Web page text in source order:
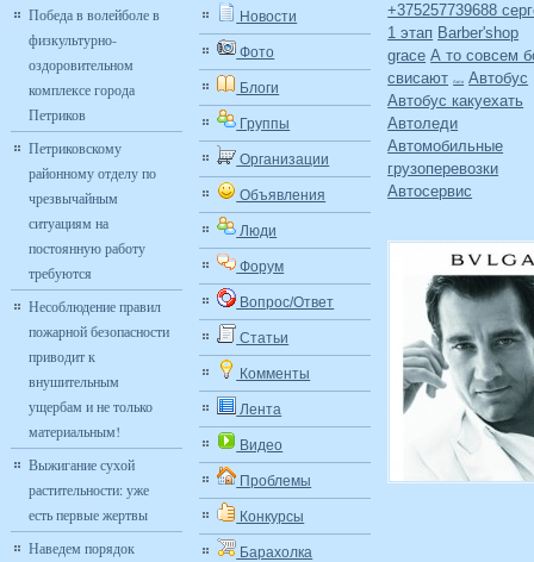
Победа в волейболе в
физкультурно-
оздоровительном
комплексе города
Петриков
Петриковскому
районному отделу по
чрезвычайным
ситуациям на
постоянную работу
требуются
Несоблюдение правил
пожарной безопасности
приводит к
внушительным
ущербам и не только
материальным!
Выжигание сухой
растительности: уже
есть первые жертвы
Наведем порядок
Новости
Фото
Блоги
Группы
Организации
Объявления
Люди
Форум
Вопрос/Ответ
Статьи
Комменты
Лента
Видео
Проблемы
Конкурсы
Барахолка
+375257739688
1 этап Barber'shop
grace А то совсем
свисают
Авто
Автобус
Автобус какуехать
Автоледи
Автомобильные
грузоперевозки
Автосервис